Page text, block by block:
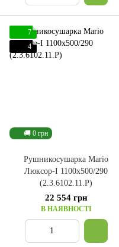
🚚 0 грн
7
4
Рушникосушарка Mario
Люксор-I 1100x500/290
(2.3.6102.11.P)
22 554 грн
В НАЯВНОСТІ